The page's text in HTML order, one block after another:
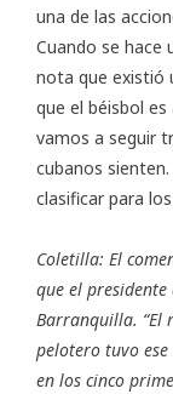
una de las
Cuando se hace
nota que existió
que el béisbol
vamos a seguir
cubanos
clasificar para
Coletilla: El
que el
Barranquilla. “El
pelotero tuvo
en los cinco